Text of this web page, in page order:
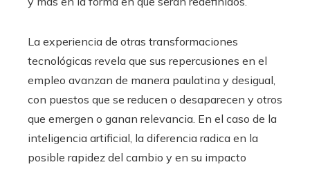
La experiencia de otras transformaciones
tecnológicas revela que sus repercusiones en el
empleo avanzan de manera paulatina y desigual,
con puestos que se reducen o desaparecen y otros
que emergen o ganan relevancia. En el caso de la
inteligencia artificial, la diferencia radica en la
posible rapidez del cambio y en su impacto